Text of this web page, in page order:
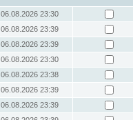
06.08.2026 23:30
06.08.2026 23:39
06.08.2026 23:39
06.08.2026 23:30
06.08.2026 23:38
06.08.2026 23:39
06.08.2026 23:39